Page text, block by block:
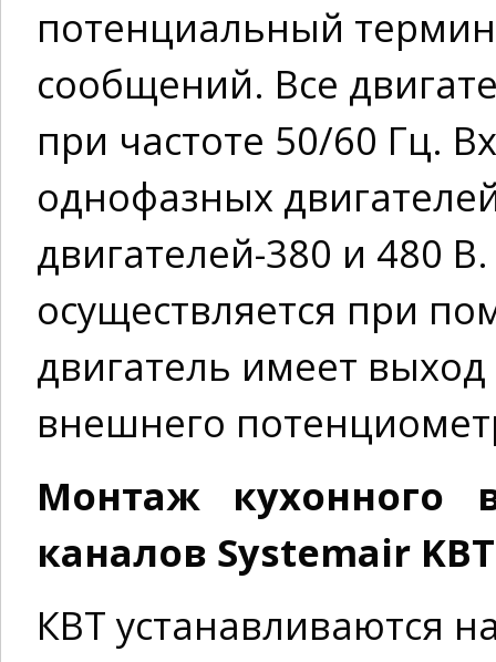
потенциальный
сообщений. Все
при частоте 50/60 Гц.
однофазных
двигателей-380 и 480
осуществляется при
двигатель имеет
внешнего
Монтаж кухонного
каналов Systemair KBT
КВT устанавливаются